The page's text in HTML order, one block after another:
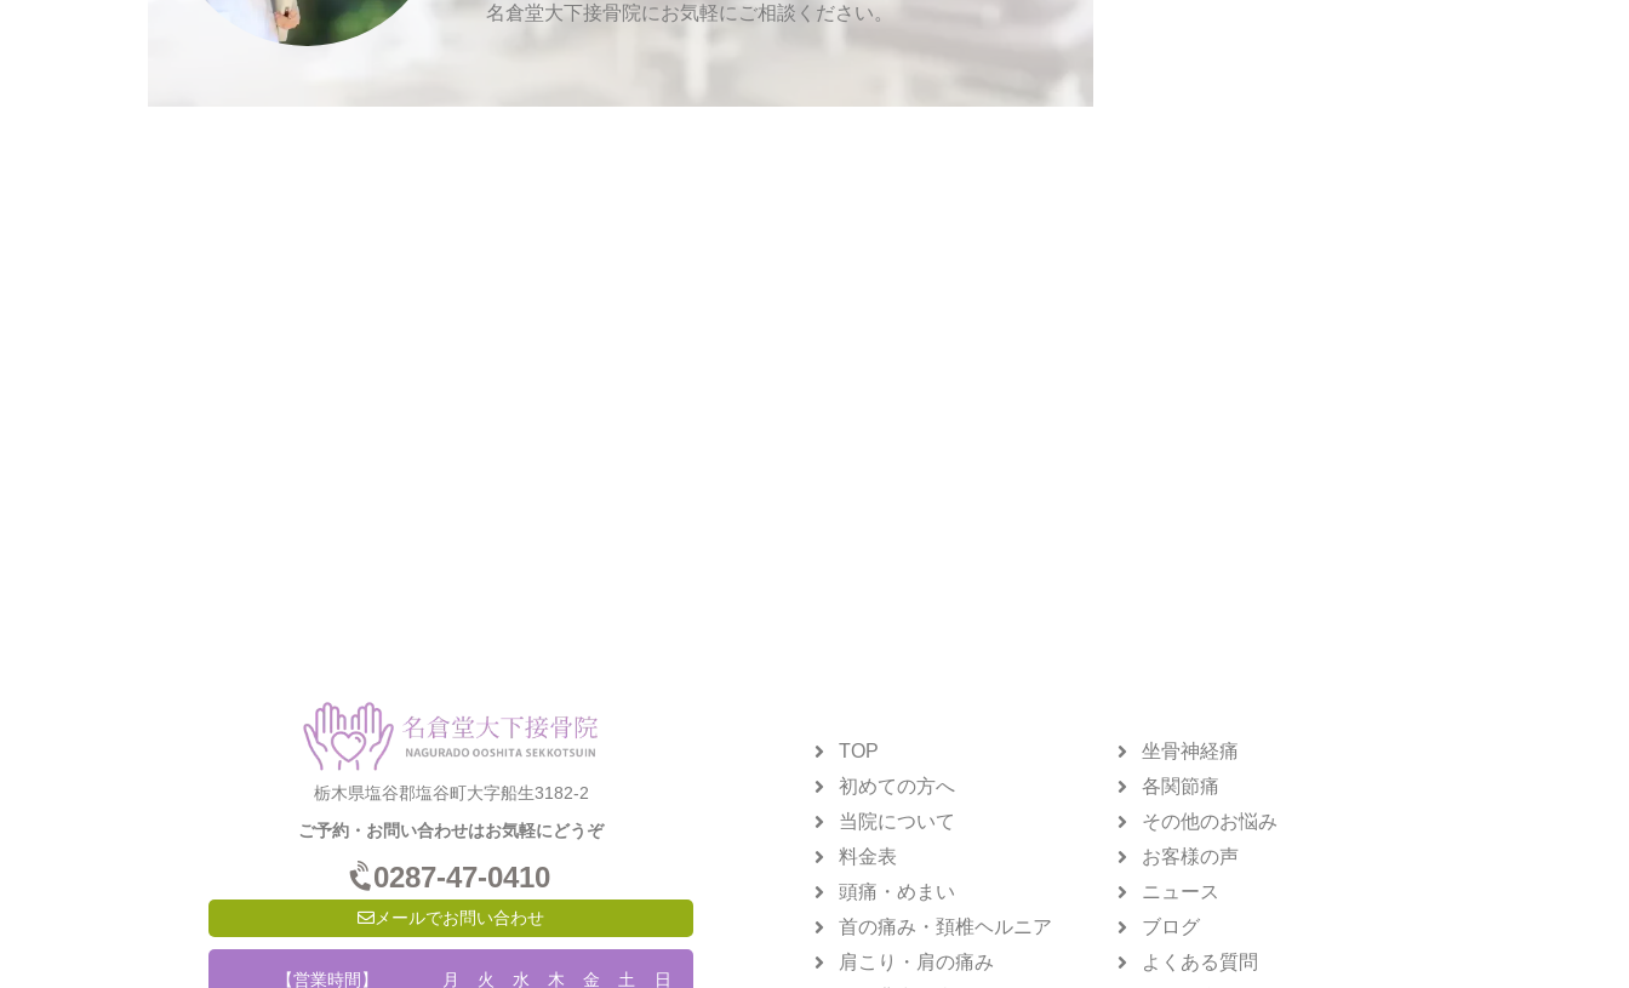
名倉堂大下接骨院にお気軽にご相談ください。
栃木県塩谷郡塩谷町大字船生3182-2
ご予約・お問い合わせはお気軽にどうぞ
0287-47-0410
メールでお問い合わせ
【営業時間】 月 火 水 木 金 土 日
TOP
初めての方へ
当院について
料金表
頭痛・めまい
首の痛み・頚椎ヘルニア
肩こり・肩の痛み
坐骨神経痛
各関節痛
その他のお悩み
お客様の声
ニュース
ブログ
よくある質問